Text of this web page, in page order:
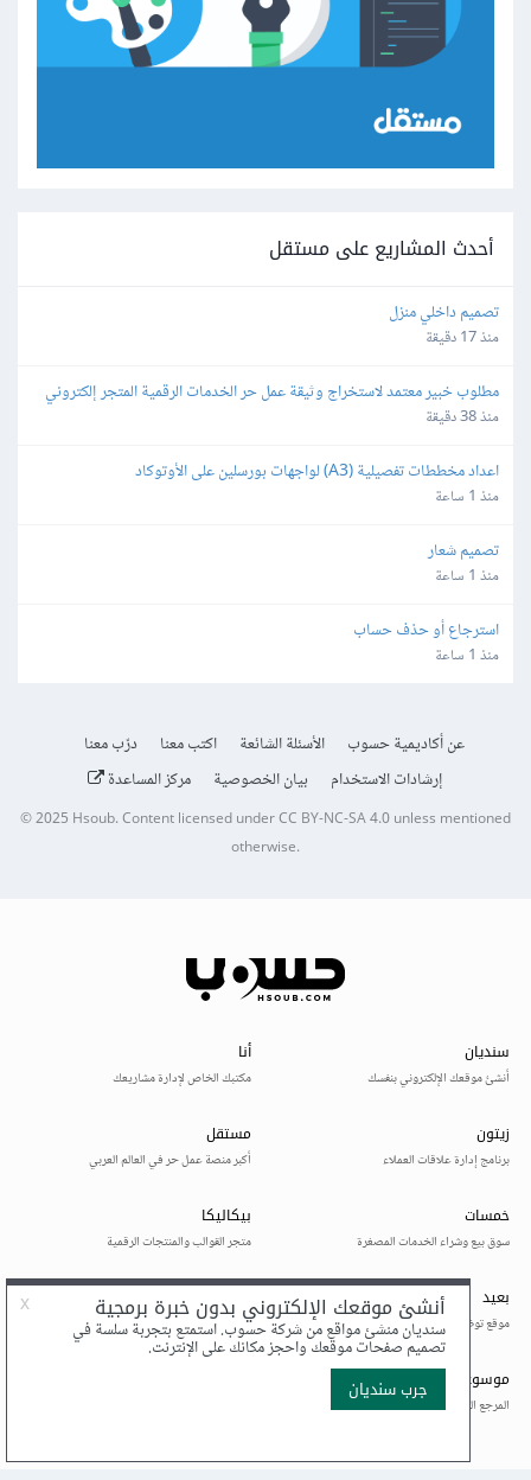
أحدث المشاريع على مستقل
تصميم داخلي منزل
منذ 17 دقيقة
مطلوب خبير معتمد لاستخراج وثيقة عمل حر الخدمات الرقمية المتجر إلكتروني
منذ 38 دقيقة
اعداد مخططات تفصيلية (A3) لواجهات بورسلين على الأوتوكاد
منذ 1 ساعة
تصميم شعار
منذ 1 ساعة
استرجاع أو حذف حساب
منذ 1 ساعة
عن أكاديمية حسوب الأسئلة الشائعة اكتب معنا
درّب معنا
إرشادات الاستخدام
بيان الخصوصية مركز المساعدة
© 2025 Hsoub.Content licensed underCC BY-NC-SA 4.0unless mentioned
otherwise.